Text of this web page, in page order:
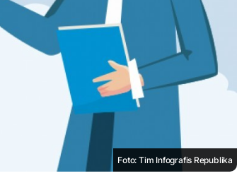
Foto: Tim Infografis Republika